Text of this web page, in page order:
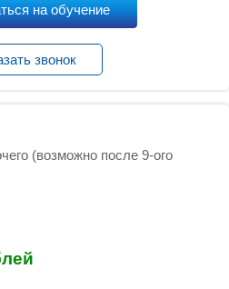
на обучение
звонок
(возможно после 9-ого